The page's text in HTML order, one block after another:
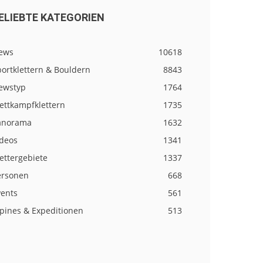
KATEGORIEN
10618
& Bouldern
8843
1764
1735
1632
1341
1337
668
561
& Expeditionen
513